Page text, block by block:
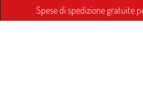
Hair Care
Styling e
Spese di spedizione gratuite